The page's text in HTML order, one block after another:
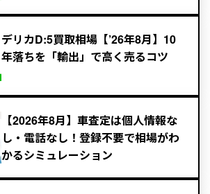
デリカD:5買取相場【’26年8月】10
年落ちを「輸出」で高く売るコツ
【2026年8月】車査定は個人情報な
し・電話なし！登録不要で相場がわ
かるシミュレーション